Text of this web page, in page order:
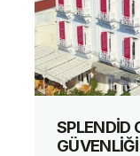
SPLENDİD